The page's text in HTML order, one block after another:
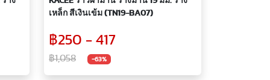
เหล็ก สีเงินเข้ม (TN19-BA07)
฿250 - 417
฿1,058 -63%